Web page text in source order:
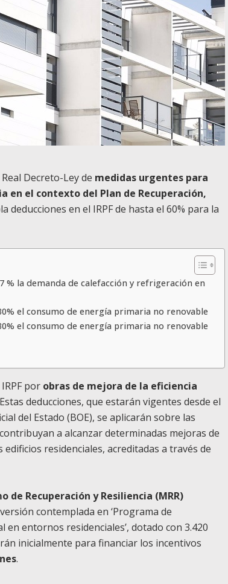
Decreto-Ley de medidas urgentes para
el contexto del Plan de Recuperación,
deducciones en el IRPF de hasta el 60% para la
% la demanda de calefacción y refrigeración en
el consumo de energía primaria no renovable
el consumo de energía primaria no renovable
por obras de mejora de la eficiencia
deducciones, que estarán vigentes desde el
del Estado (BOE), se aplicarán sobre las
a alcanzar determinadas mejoras de
residenciales, acreditadas a través de
de Recuperación y Resiliencia (MRR)
contemplada en ‘Programa de
entornos residenciales’, dotado con 3.420
inicialmente para financiar los incentivos
.